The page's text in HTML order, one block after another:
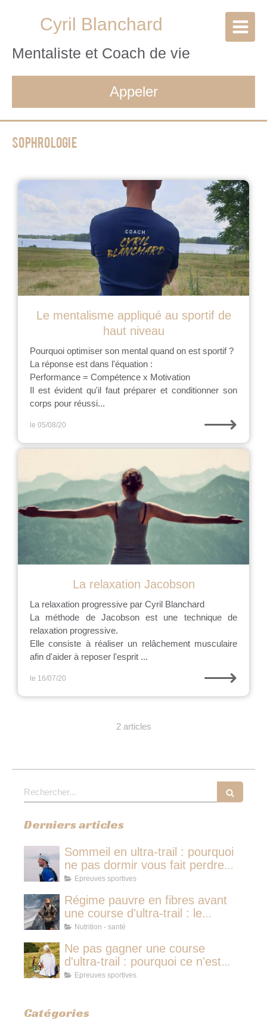
Cyril Blanchard
Mentaliste et Coach de vie
Appeler
Sophrologie
Le mentalisme appliqué au sportif de
haut niveau
Pourquoi optimiser son mental quand on est sportif ?
La réponse est dans l'équation :
Performance = Compétence x Motivation
Il est évident qu'il faut préparer et conditionner son
corps pour réussi...
le 05/08/20 ⟶
La relaxation Jacobson
La relaxation progressive par Cyril Blanchard
La méthode de Jacobson est une technique de
relaxation progressive.
Elle consiste à réaliser un relâchement musculaire
afin d'aider à reposer l'esprit ...
le 16/07/20 ⟶
2 articles
Rechercher
Derniers articles
Sommeil en ultra-trail : pourquoi
ne pas dormir vous fait perdre
plus de temps qu'une micro-
Epreuves sportives
Régime pauvre en fibres avant
une course d'ultra-trail : le
protocole nutritionnel des
Nutrition - santé
Ne pas gagner une course
d'ultra-trail : pourquoi ce n'est
jamais avoir couru pour rien
Epreuves sportives
Catégories